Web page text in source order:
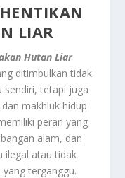
LIAR
Hutan Liar
ditimbulkan tidak
sendiri, tetapi juga
makhluk hidup
peran yang
alam, dan
ilegal atau tidak
terganggu.